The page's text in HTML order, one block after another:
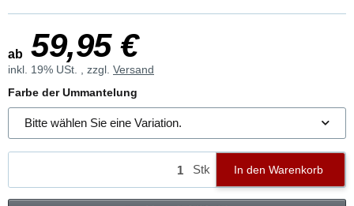
ab 59,95 €
inkl. 19% USt. , zzgl. Versand
Farbe der Ummantelung
Bitte wählen Sie eine Variation.
Stk In den Warenkorb